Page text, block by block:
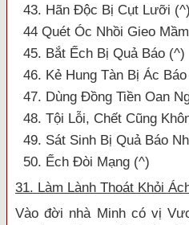
43. Hãn Độc Bị Cụt Lưỡi (^)
44 Quét Óc Nhồi Gieo
45. Bắt Ếch Bị Quả Báo (^)
46. Kẻ Hung Tàn Bị Ác
47. Dùng Đồng Tiền Oan
48. Tội Lỗi, Chết Cũng
49. Sát Sinh Bị Quả Báo
50. Ếch Đòi Mạng (^)
31. Làm Lành Thoát Khỏi
Vào đời nhà Minh có vị